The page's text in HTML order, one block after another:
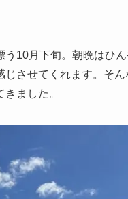
10月下旬。朝晩はひ
させてくれます。そ
ました。